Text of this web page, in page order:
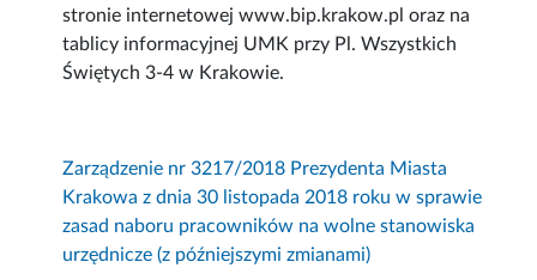
stronie internetowej www.bip.krakow.pl oraz na
tablicy informacyjnej UMK przy Pl. Wszystkich
Świętych 3-4 w Krakowie.
Zarządzenie nr 3217/2018 Prezydenta Miasta
Krakowa z dnia 30 listopada 2018 roku w sprawie
zasad naboru pracowników na wolne stanowiska
urzędnicze (z późniejszymi zmianami)